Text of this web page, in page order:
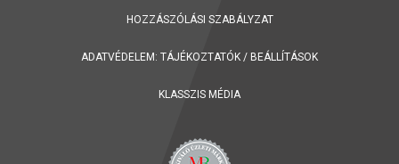
HOZZÁSZÓLÁSI SZABÁLYZAT
ADATVÉDELEM: TÁJÉKOZTATÓK / BEÁLLÍTÁSOK
KLASSZIS MÉDIA